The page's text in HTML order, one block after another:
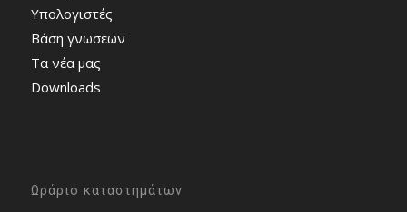
Υπολογιστές
Bάση γνωσεων
Τα νέα μας
Downloads
Ωράριο καταστημάτων